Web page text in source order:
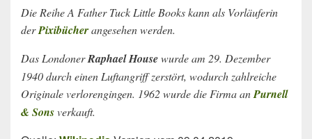
Die Reihe A Father Tuck Little Books kann als Vorläuferin
derPixibücherangesehen werden.
Das LondonerRaphael Housewurde am 29. Dezember
1940 durch einen Luftangriff zerstört, wodurch zahlreiche
Originale verlorengingen. 1962 wurde die Firma anPurnell
& Sonsverkauft.